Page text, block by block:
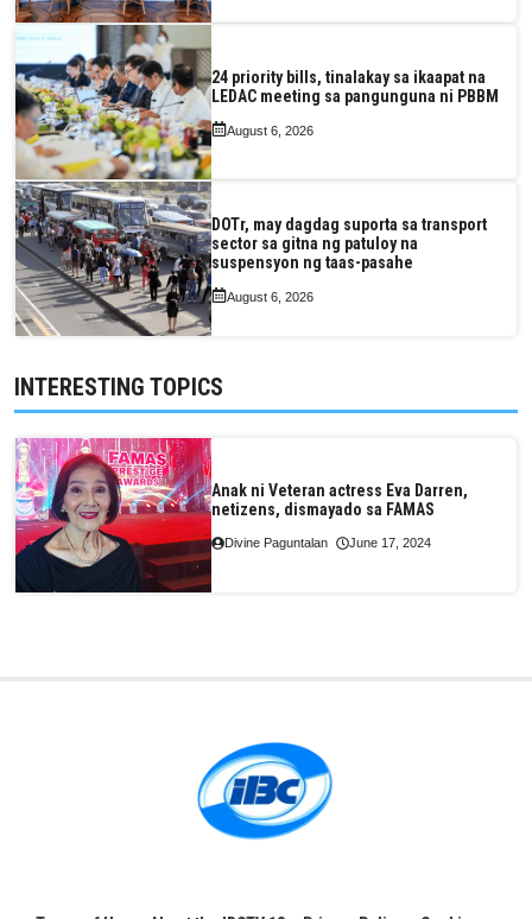
24 priority bills, tinalakay sa ikaapat na
LEDAC meeting sa pangunguna ni PBBM
August 6, 2026
DOTr, may dagdag suporta sa transport
sector sa gitna ng patuloy na
suspensyon ng taas-pasahe
August 6, 2026
INTERESTING TOPICS
Anak ni Veteran actress Eva Darren,
netizens, dismayado sa FAMAS
Divine Paguntalan June 17, 2024